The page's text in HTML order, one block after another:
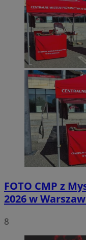
FOTO CMP z
2026 w
8